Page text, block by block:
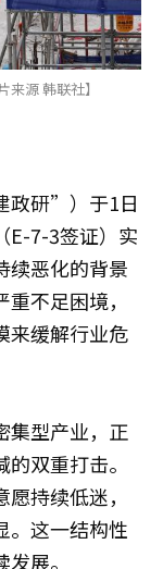
源 韩联社】
政研”）于1日
E-7-3签证）实
续恶化的背景
不足困境，
来缓解行业危
集型产业，正
双重打击。
持续低迷，
。这一结构性
展。